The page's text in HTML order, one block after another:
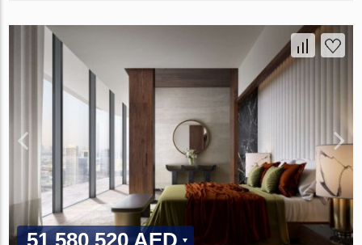
51 580 520 AED